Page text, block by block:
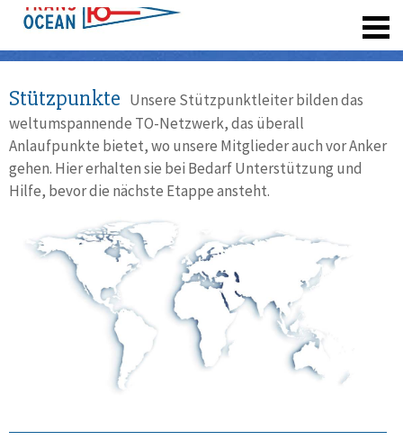
Stützpunkte Unsere Stützpunktleiter bilden das
weltumspannende TO-Netzwerk, das überall
Anlaufpunkte bietet, wo unsere Mitglieder auch vor Anker
gehen. Hier erhalten sie bei Bedarf Unterstützung und
Hilfe, bevor die nächste Etappe ansteht.